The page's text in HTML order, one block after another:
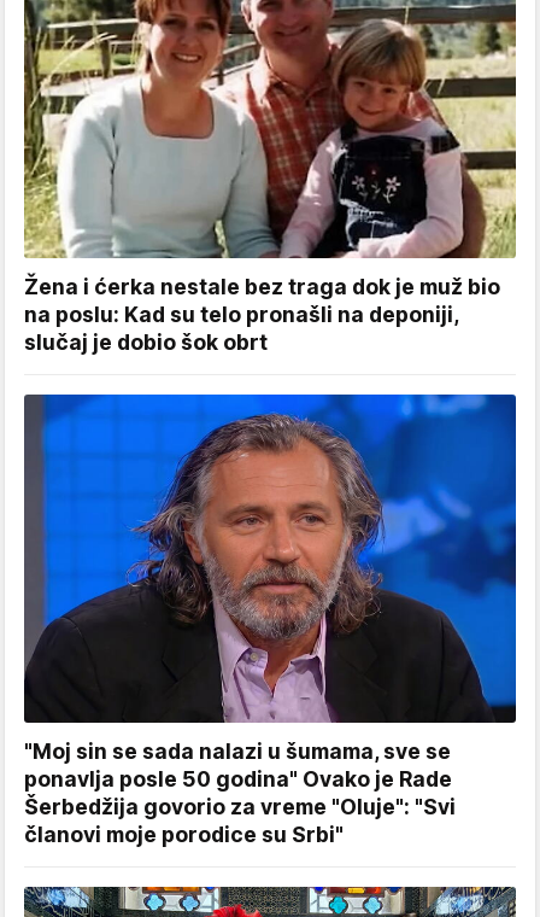
Žena i ćerka nestale bez traga dok je muž bio
na poslu: Kad su telo pronašli na deponiji,
slučaj je dobio šok obrt
"Moj sin se sada nalazi u šumama, sve se
ponavlja posle 50 godina" Ovako je Rade
Šerbedžija govorio za vreme "Oluje": "Svi
članovi moje porodice su Srbi"